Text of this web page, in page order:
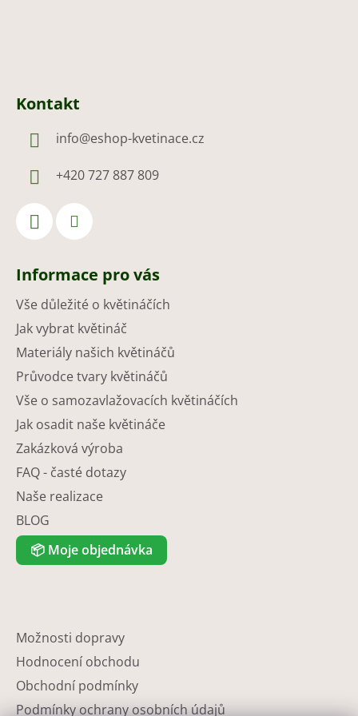
Kontakt
info@eshop-kvetinace.cz
+420 727 887 809
Informace pro vás
Vše důležité o květináčích
Jak vybrat květináč
Materiály našich květináčů
Průvodce tvary květináčů
Vše o samozavlažovacích květináčích
Jak osadit naše květináče
Zakázková výroba
FAQ - časté dotazy
Naše realizace
BLOG
📦 Moje objednávka
Možnosti dopravy
Hodnocení obchodu
Obchodní podmínky
Podmínky ochrany osobních údajů